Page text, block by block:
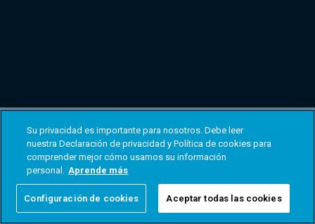
Su privacidad es importante para nosotros. Debe leer
nuestra Declaración de privacidad y Política de cookies para
comprender mejor cómo usamos su información
personal. Aprende más
Configuración de cookies Aceptar todas las cookies